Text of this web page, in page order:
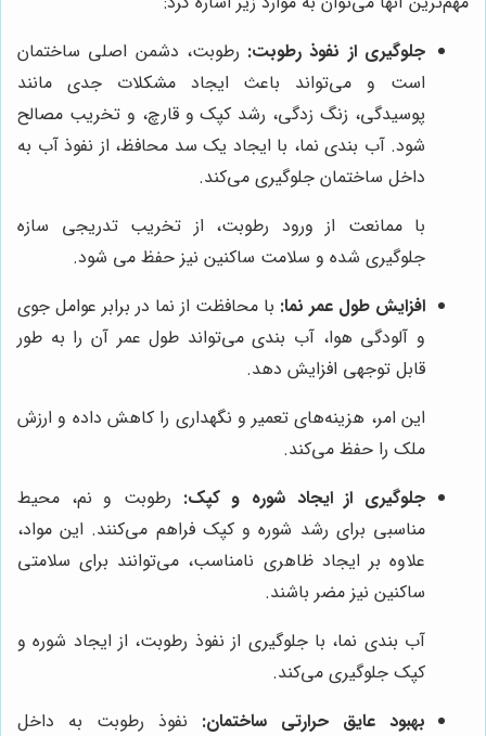
جلوگیری از نفوذ رطوبت: رطوبت، دشمن اصلی ساختمان
است و می‌تواند باعث ایجاد مشکلات جدی مانند
پوسیدگی، زنگ زدگی، رشد کپک و قارچ، و تخریب مصالح
شود. آب بندی نما، با ایجاد یک سد محافظ، از نفوذ آب به
داخل ساختمان جلوگیری می‌کند.
با ممانعت از ورود رطوبت، از تخریب تدریجی سازه
جلوگیری شده و سلامت ساکنین نیز حفظ می شود.
افزایش طول عمر نما: با محافظت از نما در برابر عوامل جوی
و آلودگی هوا، آب بندی می‌تواند طول عمر آن را به طور
قابل توجهی افزایش دهد.
این امر، هزینه‌های تعمیر و نگهداری را کاهش داده و ارزش
ملک را حفظ می‌کند.
جلوگیری از ایجاد شوره و کپک: رطوبت و نم، محیط
مناسبی برای رشد شوره و کپک فراهم می‌کنند. این مواد،
علاوه بر ایجاد ظاهری نامناسب، می‌توانند برای سلامتی
ساکنین نیز مضر باشند.
آب بندی نما، با جلوگیری از نفوذ رطوبت، از ایجاد شوره و
کپک جلوگیری می‌کند.
بهبود عایق حرارتی ساختمان: نفوذ رطوبت به داخل